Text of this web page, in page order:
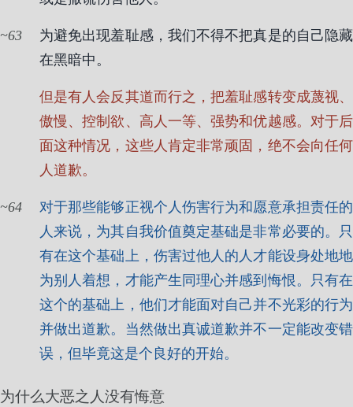
63
为避免出现羞耻感，我们不得不把真是的自己隐藏
在黑暗中。
但是有人会反其道而行之，把羞耻感转变成蔑视、
傲慢、控制欲、高人一等、强势和优越感。对于后
面这种情况，这些人肯定非常顽固，绝不会向任何
人道歉。
64
对于那些能够正视个人伤害行为和愿意承担责任的
人来说，为其自我价值奠定基础是非常必要的。只
有在这个基础上，伤害过他人的人才能设身处地地
为别人着想，才能产生同理心并感到悔恨。只有在
这个的基础上，他们才能面对自己并不光彩的行为
并做出道歉。当然做出真诚道歉并不一定能改变错
误，但毕竟这是个良好的开始。
为什么大恶之人没有悔意